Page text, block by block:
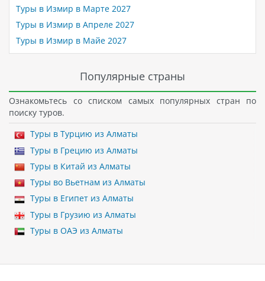
Туры в Измир в Марте 2027
Туры в Измир в Апреле 2027
Туры в Измир в Майе 2027
Популярные страны
Ознакомьтесь со списком самых популярных стран по
поиску туров.
Туры в Турцию из Алматы
Туры в Грецию из Алматы
Туры в Китай из Алматы
Туры во Вьетнам из Алматы
Туры в Египет из Алматы
Туры в Грузию из Алматы
Туры в ОАЭ из Алматы